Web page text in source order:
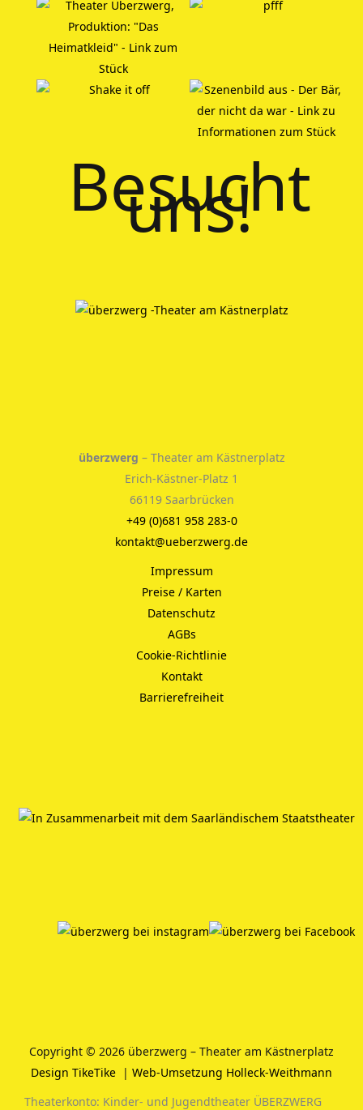
Besucht
uns!
überzwerg – Theater am Kästnerplatz
Erich-Kästner-Platz 1
66119 Saarbrücken
+49 (0)681 958 283-0
kontakt@ueberzwerg.de
Impressum
Preise / Karten
Datenschutz
AGBs
Cookie-Richtlinie
Kontakt
Barrierefreiheit
Copyright © 2026 überzwerg – Theater am Kästnerplatz
Design TikeTike | Web-Umsetzung Holleck-Weithmann
Theaterkonto: Kinder- und Jugendtheater ÜBERZWERG